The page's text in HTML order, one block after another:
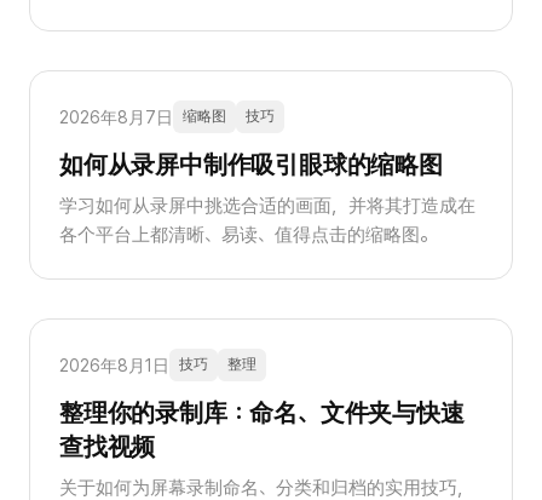
2026年8月7日 缩略图 技巧
如何从录屏中制作吸引眼球的缩略图
学习如何从录屏中挑选合适的画面，并将其打造成在
各个平台上都清晰、易读、值得点击的缩略图。
2026年8月1日 技巧 整理
整理你的录制库：命名、文件夹与快速
查找视频
关于如何为屏幕录制命名、分类和归档的实用技巧，